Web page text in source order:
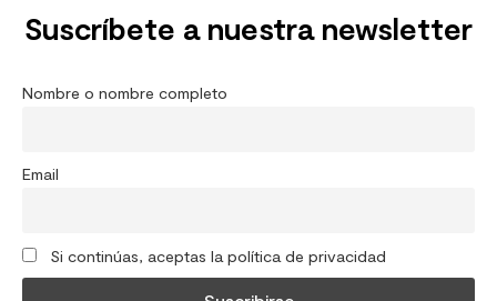
Suscríbete a nuestra newsletter
Nombre o nombre completo
Email
Si continúas, aceptas la política de privacidad